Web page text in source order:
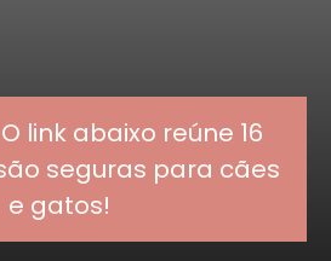
link abaixo reúne 16
seguras para cães
e gatos!